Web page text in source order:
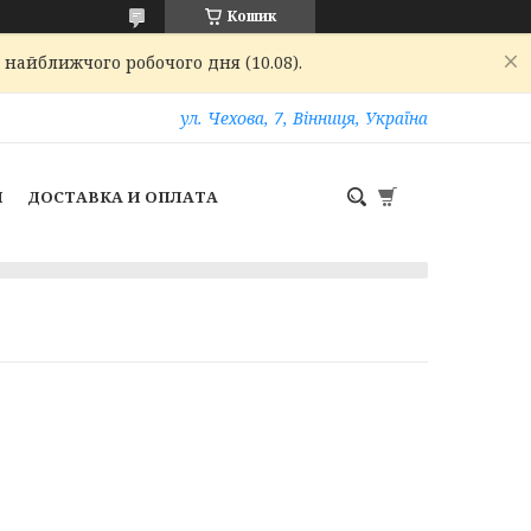
Кошик
робочого дня (10.08).
ул. Чехова, 7, Вінниця, Україна
ДОСТАВКА И ОПЛАТА